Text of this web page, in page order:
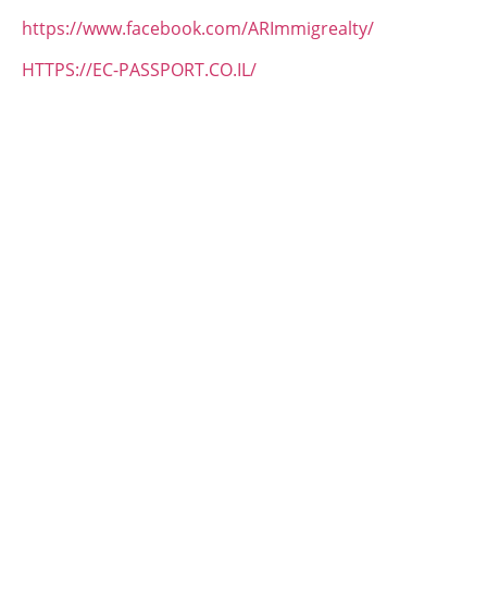
https://www.facebook.com/ARImmigrealty/
HTTPS://EC-PASSPORT.CO.IL/